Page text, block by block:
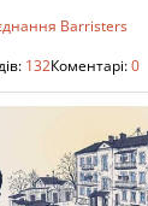
Barristers
132Коментарі:0